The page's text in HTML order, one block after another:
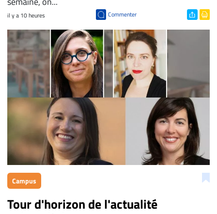
il y a 10 heures Commenter
Campus
Tour d'horizon de l'actualité